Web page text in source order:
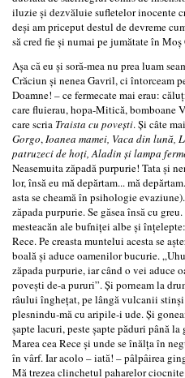
iluzie şi dezvăluie sufletelor inocente
deşi am priceput destul de devreme
să cred fie şi numai pe jumătate în Moş
Aşa că eu şi soră-mea nu prea luam
Crăciun şi nenea Gavril, ci întorceam
Doamne! – ce fermecate mai erau:
care fluierau, hopa-Mitică, bomboane
care scria Traista cu poveşti. Şi câte
Gorgo,Ioanea mamei, Vaca din lună,
patruzeci de hoţi, Aladin şi lampa
Neasemuita zăpadă purpurie! Tata şi
lor, însă eu mă depărtam... mă
asta se cheamă în psihologie
zăpada purpurie. Se găsea însă cu
mesteacăn ale bufniţei albe şi
Rece. Pe creasta muntelui acesta se
boală şi aduce oamenilor bucurie.
zăpada purpurie, iar când o vei aduce
poveşti de-a pururi”. Şi porneam la
râului îngheţat, pe lângă vulcanii
plesnindu‑mă cu aripile-i ude. Şi
şapte lacuri, peste şapte păduri până
Marea cea Rece şi unde se înălţa în
în vârf. Iar acolo – iată! – pâlpâirea
Mă trezea clinchetul paharelor